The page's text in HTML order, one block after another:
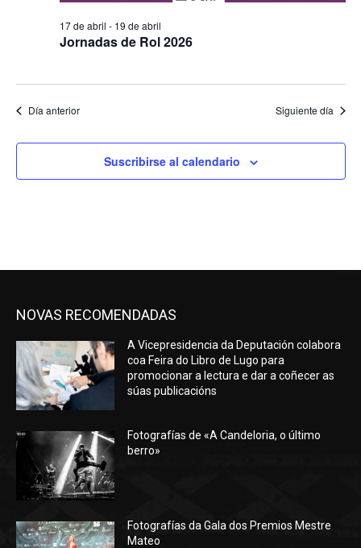
Jornadas de Rol 2026
17 de abril - 19 de abril
Día anterior Siguiente día
Suscribirse al calendario
NOVAS RECOMENDADAS
A Vicepresidencia da Deputación colabora
coa Feira do Libro de Lugo para
promocionar a lectura e dar a coñecer as
súas publicacións
Fotografías de «A Candeloria, o último
berro»
Fotografías da Gala dos Premios Mestre
Mateo